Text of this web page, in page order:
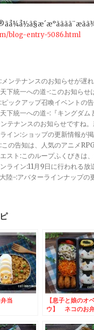
blog-entry-5086.html
:メンテナンスのお知らせが
天下統一への道-:このお知ら
:ピックアップ召喚イベント
天下統一への道-:『キングダ
テナンスのお知らせですね
ライン:ショップの更新情報
:この告知は、人気のアニメ
エスト:このループふくびき
ンライン:11月9日に行われる
陸-:アバターラインナップ
当
【息子と娘のオ
ウ】 ネコのお